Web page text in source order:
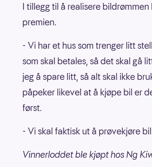
I tillegg til å realisere
premien.
- Vi har et hus som trenger litt
som skal betales, så det skal gå
jeg å spare litt, så alt skal ikke
påpeker likevel at å kjøpe bil er
først.
- Vi skal faktisk ut å prøvekjøre
Vinnerloddet ble kjøpt hos Ng